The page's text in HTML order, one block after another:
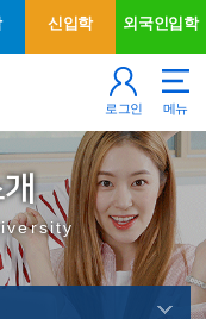
신입학 외국인입학
로그인 메뉴